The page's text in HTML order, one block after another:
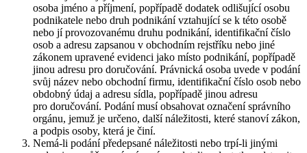
osoba jméno a příjmení, popřípadě dodatek odlišující osobu
podnikatele nebo druh podnikání vztahující se k této osobě
nebo jí provozovanému druhu podnikání, identifikační číslo
osob a adresu zapsanou v obchodním rejstříku nebo jiné
zákonem upravené evidenci jako místo podnikání, popřípadě
jinou adresu pro doručování. Právnická osoba uvede v podání
svůj název nebo obchodní firmu, identifikační číslo osob nebo
obdobný údaj a adresu sídla, popřípadě jinou adresu
pro doručování. Podání musí obsahovat označení správního
orgánu, jemuž je určeno, další náležitosti, které stanoví zákon,
a podpis osoby, která je činí.
Nemá-li podání předepsané náležitosti nebo trpí-li jinými